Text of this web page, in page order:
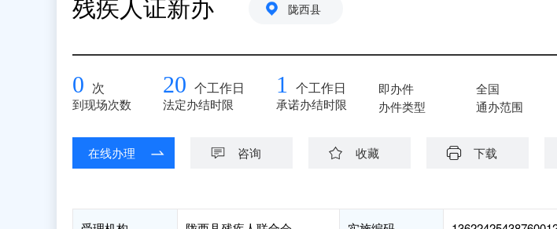
残疾人证新办 陇西县
0 次
到现场次数
20 个工作日
法定办结时限
1 个工作日
承诺办结时限
即办件
办件类型
全国
通办范围
在线办理 咨询 收藏 下载